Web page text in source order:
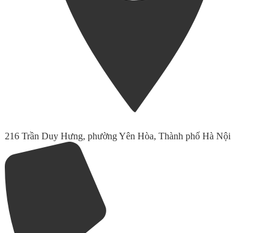
216 Trần Duy Hưng, phường Yên Hòa, Thành phố Hà Nội